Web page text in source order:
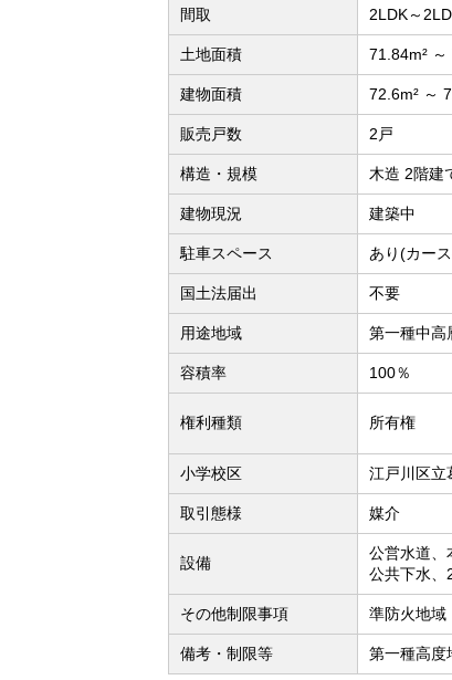
間取 2LDK～
土地面積 71.84m² ～
建物面積 72.6m² ～
販売戸数 2戸
構造・規模 木造 2階建
建物現況 建築中
駐車スペース あり(カー
国土法届出 不要
用途地域 第一種中高
容積率 100％
権利種類 所有権
小学校区 江戸川区立
取引態様 媒介
設備
公営水道、
公共下水、
その他制限事項 準防火地域
備考・制限等 第一種高度